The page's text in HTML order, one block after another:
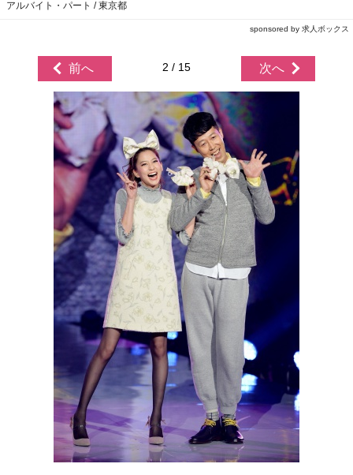
アルバイト・パート / 東京都
sponsored by 求人ボックス
前へ 2 / 15 次へ